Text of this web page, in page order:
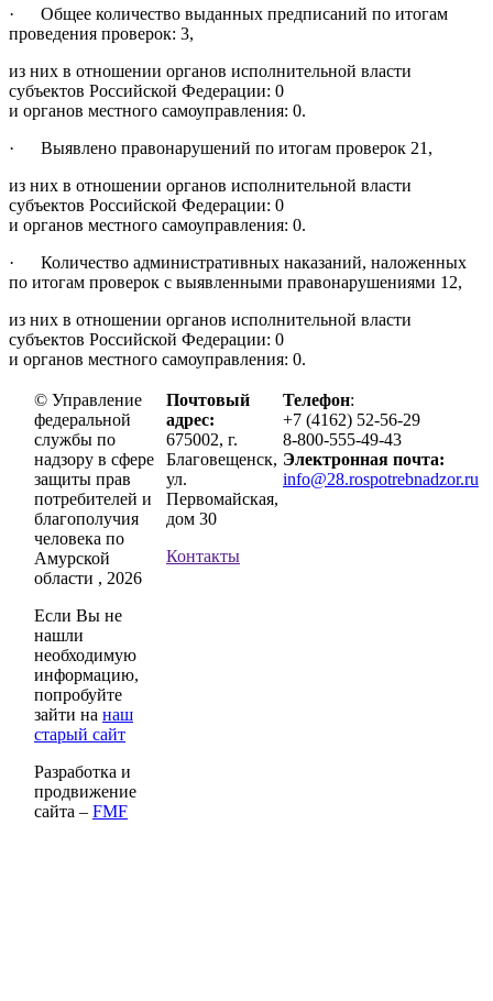
· Общее количество выданных предписаний по итогам
проведения проверок: 3,
из них в отношении органов исполнительной власти
субъектов Российской Федерации: 0
и органов местного самоуправления: 0.
· Выявлено правонарушений по итогам проверок 21,
из них в отношении органов исполнительной власти
субъектов Российской Федерации: 0
и органов местного самоуправления: 0.
· Количество административных наказаний, наложенных
по итогам проверок с выявленными правонарушениями 12,
из них в отношении органов исполнительной власти
субъектов Российской Федерации: 0
и органов местного самоуправления: 0.
© Управление
федеральной
службы по
надзору в сфере
защиты прав
потребителей и
благополучия
человека по
Амурской
области , 2026
Если Вы не
нашли
необходимую
информацию,
попробуйте
зайти на наш
старый сайт
Разработка и
продвижение
сайта – FMF
Почтовый
адрес:
675002, г.
Благовещенск,
ул.
Первомайская,
дом 30
Контакты
Телефон:
+7 (4162) 52-56-29
8-800-555-49-43
Электронная почта:
info@28.rospotrebnadzor.ru